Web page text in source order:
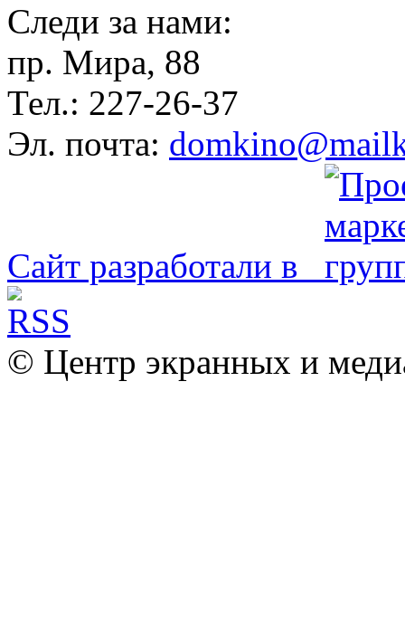
Следи за нами:
пр. Мира, 88
Тел.: 227-26-37
Эл. почта:
Сайт разработали в
© Центр экранных и